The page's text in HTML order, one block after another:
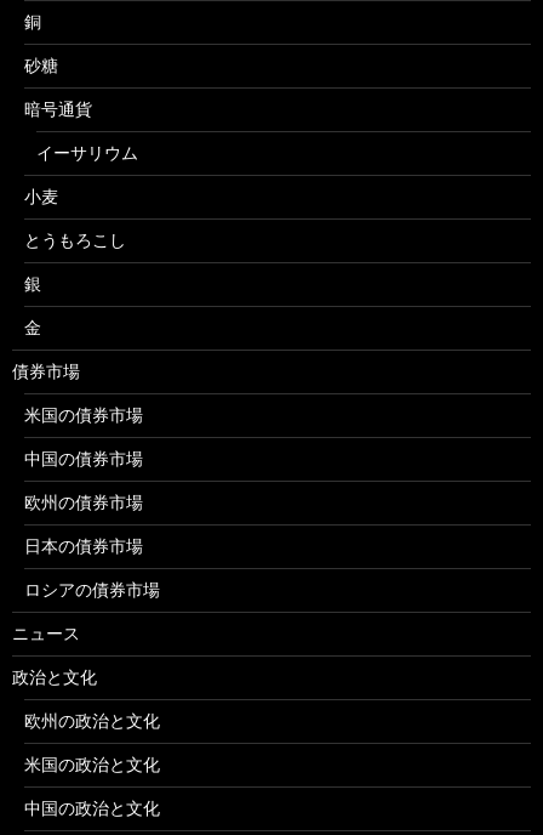
銅
砂糖
暗号通貨
イーサリウム
小麦
とうもろこし
銀
金
債券市場
米国の債券市場
中国の債券市場
欧州の債券市場
日本の債券市場
ロシアの債券市場
ニュース
政治と文化
欧州の政治と文化
米国の政治と文化
中国の政治と文化